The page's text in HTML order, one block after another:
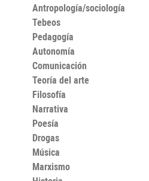
Antropología/sociología
Tebeos
Pedagogía
Autonomía
Comunicación
Teoría del arte
Filosofía
Narrativa
Poesía
Drogas
Música
Marxismo